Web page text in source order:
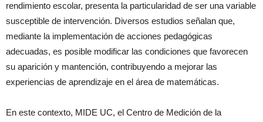
rendimiento escolar, presenta la particularidad de ser una variable
susceptible de intervención. Diversos estudios señalan que,
mediante la implementación de acciones pedagógicas
adecuadas, es posible modificar las condiciones que favorecen
su aparición y mantención, contribuyendo a mejorar las
experiencias de aprendizaje en el área de matemáticas.
En este contexto, MIDE UC, el Centro de Medición de la